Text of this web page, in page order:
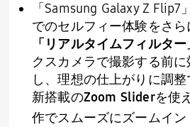
「 Samsung Galaxy Z Flip7
でのセルフィー体験をさら
「リアルタイムフィルター
クスカメラで撮影する前
し、理想の仕上がりに調
新搭載のZoom Sliderを使
作でスムーズにズームイン